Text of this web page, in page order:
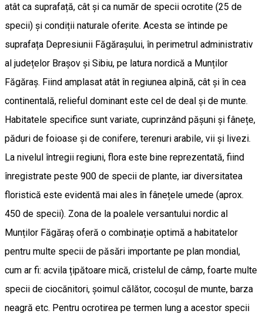
atât ca suprafață, cât și ca număr de specii ocrotite (25 de
specii) și condiții naturale oferite. Acesta se întinde pe
suprafața Depresiunii Făgărașului, în perimetrul administrativ
al județelor Brașov și Sibiu, pe latura nordică a Munților
Făgăraș. Fiind amplasat atât în regiunea alpină, cât și în cea
continentală, relieful dominant este cel de deal și de munte.
Habitatele specifice sunt variate, cuprinzând pășuni și fânețe,
păduri de foioase și de conifere, terenuri arabile, vii și livezi.
La nivelul întregii regiuni, flora este bine reprezentată, fiind
înregistrate peste 900 de specii de plante, iar diversitatea
floristică este evidentă mai ales în fânețele umede (aprox.
450 de specii). Zona de la poalele versantului nordic al
Munților Făgăraș oferă o combinație optimă a habitatelor
pentru multe specii de păsări importante pe plan mondial,
cum ar fi: acvila țipătoare mică, cristelul de câmp, foarte multe
specii de ciocănitori, șoimul călător, cocoşul de munte, barza
neagră etc. Pentru ocrotirea pe termen lung a acestor specii